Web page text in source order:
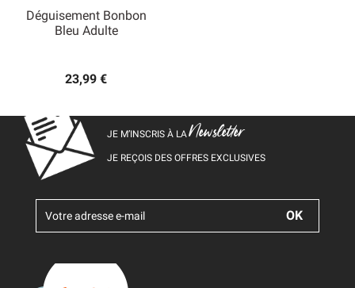
Déguisement Bonbon
Bleu Adulte
23,99 €
JE M’INSCRIS À LANewsletter
JE REÇOIS DES OFFRES EXCLUSIVES